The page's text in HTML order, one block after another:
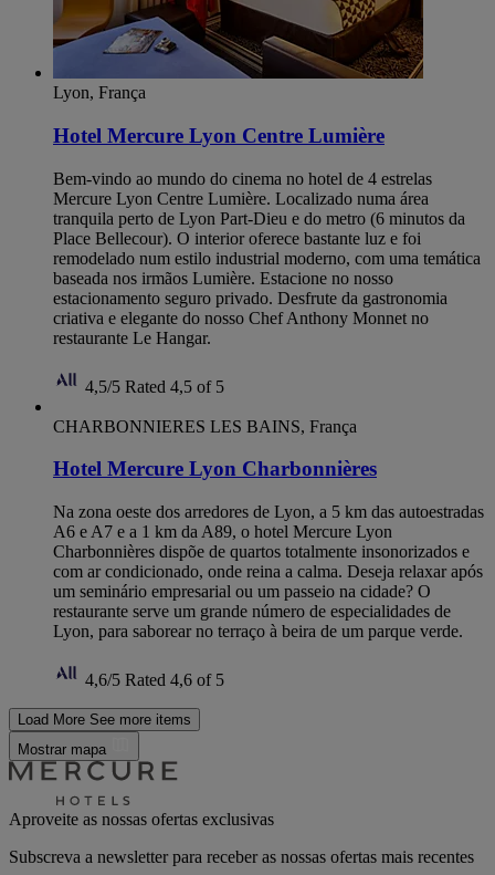
Lyon, França
Hotel Mercure Lyon Centre Lumière
Bem-vindo ao mundo do cinema no hotel de 4 estrelas
Mercure Lyon Centre Lumière. Localizado numa área
tranquila perto de Lyon Part-Dieu e do metro (6 minutos da
Place Bellecour). O interior oferece bastante luz e foi
remodelado num estilo industrial moderno, com uma temática
baseada nos irmãos Lumière. Estacione no nosso
estacionamento seguro privado. Desfrute da gastronomia
criativa e elegante do nosso Chef Anthony Monnet no
restaurante Le Hangar.
4,5/5 Rated 4,5 of 5
CHARBONNIERES LES BAINS, França
Hotel Mercure Lyon Charbonnières
Na zona oeste dos arredores de Lyon, a 5 km das autoestradas
A6 e A7 e a 1 km da A89, o hotel Mercure Lyon
Charbonnières dispõe de quartos totalmente insonorizados e
com ar condicionado, onde reina a calma. Deseja relaxar após
um seminário empresarial ou um passeio na cidade? O
restaurante serve um grande número de especialidades de
Lyon, para saborear no terraço à beira de um parque verde.
4,6/5 Rated 4,6 of 5
Load More See more items
Mostrar mapa
Aproveite as nossas ofertas exclusivas
Subscreva a newsletter para receber as nossas ofertas mais recentes